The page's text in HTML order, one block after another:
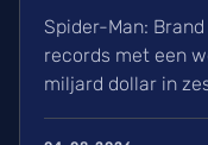
Spider-Man:
records met een
miljard dollar in
en Zendaya haalt